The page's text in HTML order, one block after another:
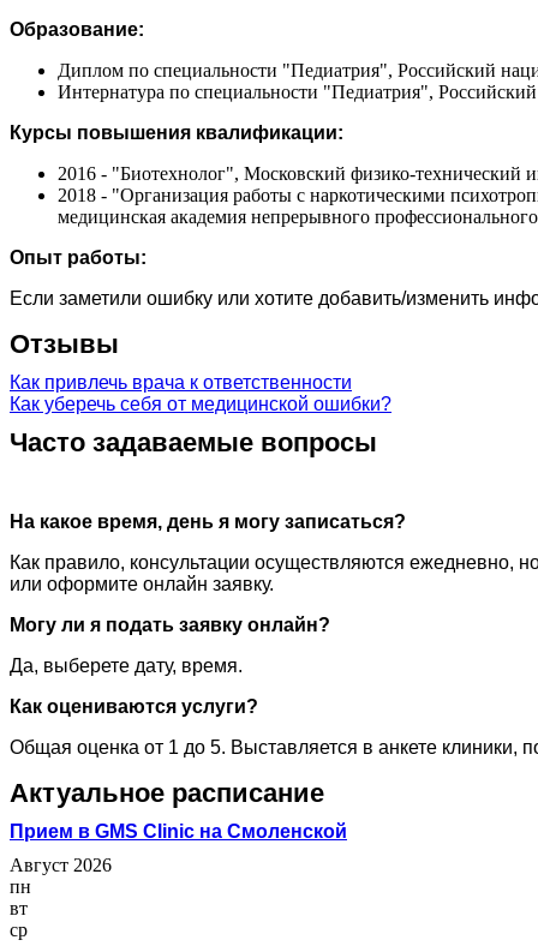
Образование:
Диплом по специальности "Педиатрия", Российский
Интернатура по специальности "Педиатрия",
Курсы повышения квалификации:
2016 - "Биотехнолог", Московский физико-технический
2018 - "Организация работы с наркотическими
медицинская академия непрерывного
Опыт работы:
Если заметили ошибку или хотите добавить/изменить
Отзывы
Как привлечь врача к ответственности
Как уберечь себя от медицинской ошибки?
Часто задаваемые вопросы
На какое время, день я могу записаться?
Как правило, консультации осуществляются ежедневно,
или оформите онлайн заявку.
Могу ли я подать заявку онлайн?
Да, выберете дату, время.
Как оцениваются услуги?
Общая оценка от 1 до 5. Выставляется в анкете клиники,
Актуальное расписание
Прием в GMS Clinic на Смоленской
Август 2026
пн
вт
ср